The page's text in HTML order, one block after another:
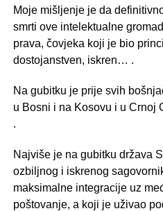
Moje mišljenje je da
smrti ove intelektualne
prava, čovjeka koji je bio
dostojanstven, iskren… .
Na gubitku je prije svih
u Bosni i na Kosovu i u
.
Najviše je na gubitku država
ozbiljnog i iskrenog
maksimalne integracije uz
poštovanje, a koji je uživao